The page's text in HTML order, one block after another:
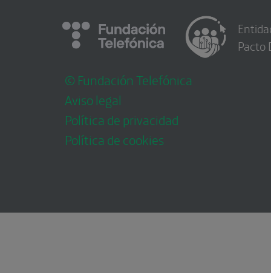
© Fundación Telefónica
Aviso legal
Política de privacidad
Política de cookies
Pacto